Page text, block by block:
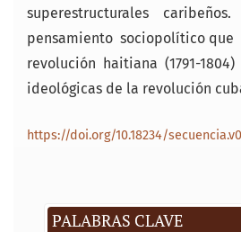
PALABRAS CLAVE
superestructurales
pensamiento sociopolítico que
revolución haitiana (1791-1804)
ideológicas de la revolución
https://doi.org/10.18234/